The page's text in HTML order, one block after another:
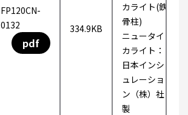
FP120CN-
0132
pdf
334.9KB
カライト(鉄
骨柱)
ニュータイ
カライト：
日本インシ
ュレーショ
ン（株）社
製